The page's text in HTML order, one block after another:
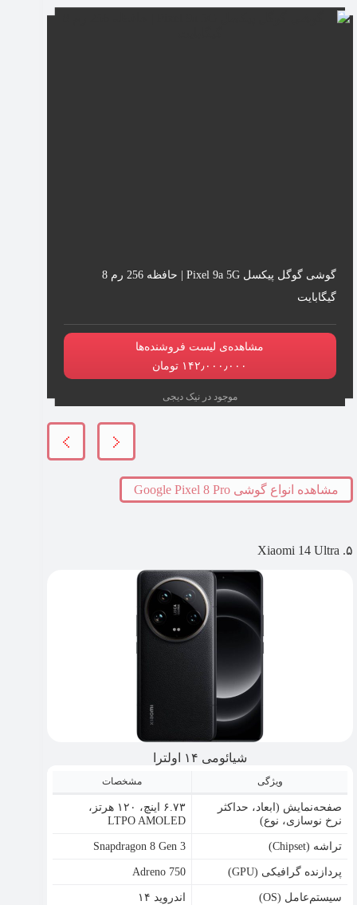
گوشی گوگل پیکسل Pixel 9a 5G | حافظه 256 رم 8
گیگابایت
مشاهده‌ی لیست فروشنده‌ها
۱۴۲٫۰۰۰٫۰۰۰ تومان
موجود در نیک دیجی
مشاهده انواع گوشی Google Pixel 8 Pro
۵. Xiaomi 14 Ultra
شیائومی ۱۴ اولترا
ویژگی مشخصات
صفحه‌نمایش (ابعاد، حداکثر
نرخ نوسازی، نوع)
۶.۷۳ اینچ، ۱۲۰ هرتز،
LTPO AMOLED
تراشه (Chipset)
Snapdragon 8 Gen 3
پردازنده گرافیکی (GPU)
Adreno 750
سیستم‌عامل (OS)
اندروید ۱۴